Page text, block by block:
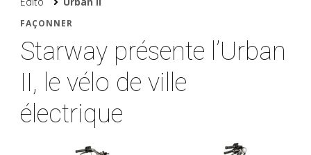
FAÇONNER
Starway présente l’Urban
II, le vélo de ville
électrique